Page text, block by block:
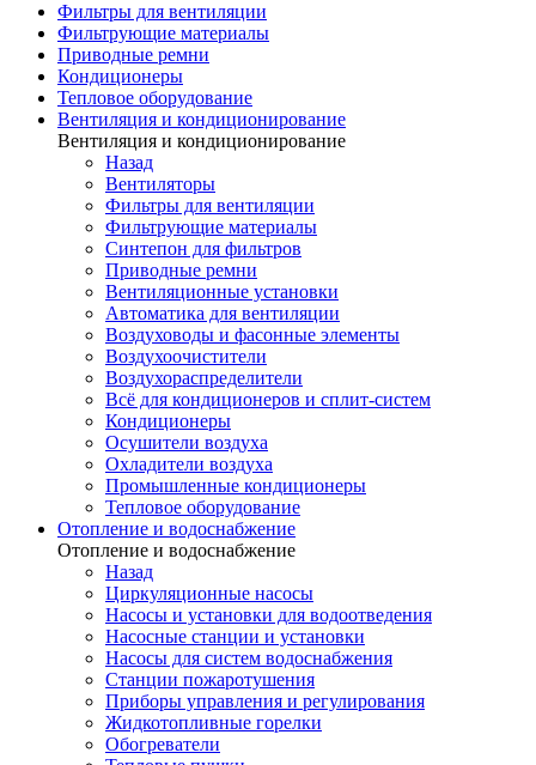
Фильтры для вентиляции
Фильтрующие материалы
Приводные ремни
Кондиционеры
Тепловое оборудование
Вентиляция и кондиционирование
Вентиляция и кондиционирование
Назад
Вентиляторы
Фильтры для вентиляции
Фильтрующие материалы
Синтепон для фильтров
Приводные ремни
Вентиляционные установки
Автоматика для вентиляции
Воздуховоды и фасонные элементы
Воздухоочистители
Воздухораспределители
Всё для кондиционеров и сплит-систем
Кондиционеры
Осушители воздуха
Охладители воздуха
Промышленные кондиционеры
Тепловое оборудование
Отопление и водоснабжение
Отопление и водоснабжение
Назад
Циркуляционные насосы
Насосы и установки для водоотведения
Насосные станции и установки
Насосы для систем водоснабжения
Станции пожаротушения
Приборы управления и регулирования
Жидкотопливные горелки
Обогреватели